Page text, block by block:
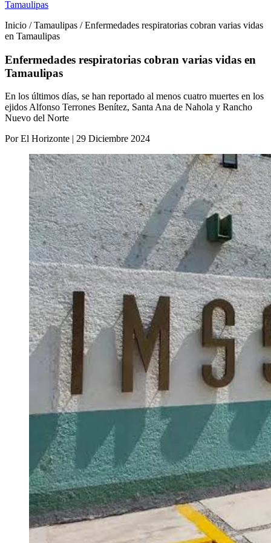
Tamaulipas
Inicio / Tamaulipas / Enfermedades respiratorias cobran varias vidas
en Tamaulipas
Enfermedades respiratorias cobran varias vidas en
Tamaulipas
En los últimos días, se han reportado al menos cuatro muertes en los
ejidos Alfonso Terrones Benítez, Santa Ana de Nahola y Rancho
Nuevo del Norte
Por El Horizonte | 29 Diciembre 2024